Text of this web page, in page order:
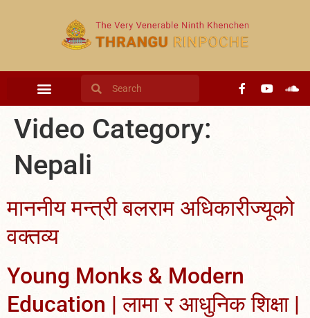
Video Category:
Nepali
माननीय मन्त्री बलराम अधिकारीज्यूको
वक्तव्य
Young Monks & Modern
Education | लामा र आधुनिक शिक्षा |